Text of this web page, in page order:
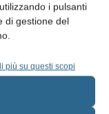
i pulsanti
di gestione del
più su questi scopi